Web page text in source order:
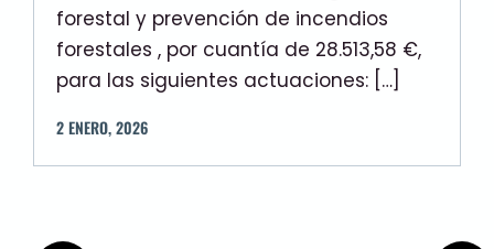
forestal y prevención de incendios
forestales , por cuantía de 28.513,58 €,
para las siguientes actuaciones: […]
2 ENERO,2026